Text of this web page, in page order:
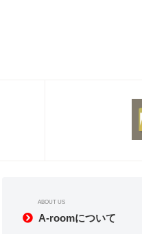
ABOUT US
A-roomについて